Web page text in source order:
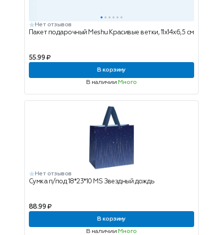
Нет отзывов
Пакет подарочный Meshu Красивые ветки, 11х14х6,5 см
55.99 ₽
В корзину
В наличии Много
Нет отзывов
Сумка п/под 18*23*10 MS Звездный дождь
88.99 ₽
В корзину
В наличии Много